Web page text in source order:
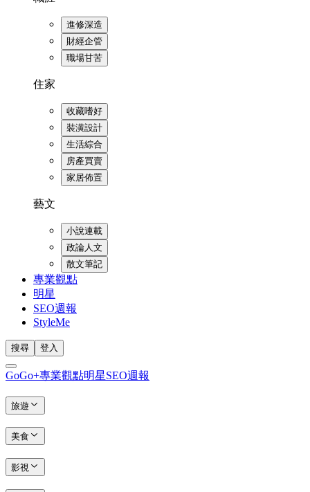
進修深造
財經企管
職場甘苦
住家
收藏嗜好
裝潢設計
生活綜合
房產買賣
家居佈置
藝文
小說連載
政論人文
散文筆記
專業觀點
明星
SEO週報
StyleMe
搜尋 登入
GoGo+專業觀點明星SEO週報
旅遊
美食
影視